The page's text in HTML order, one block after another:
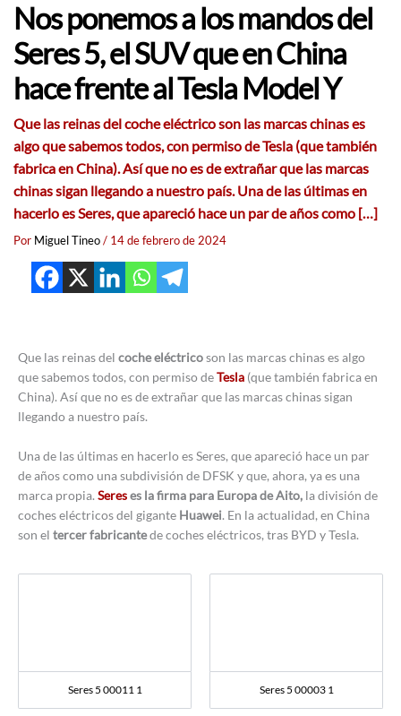
Nos ponemos a los mandos del
Seres 5, el SUV que en China
hace frente al Tesla Model Y
Que las reinas del coche eléctrico son las marcas chinas es
algo que sabemos todos, con permiso de Tesla (que también
fabrica en China). Así que no es de extrañar que las marcas
chinas sigan llegando a nuestro país. Una de las últimas en
hacerlo es Seres, que apareció hace un par de años como […]
Por Miguel Tineo/ 14 de febrero de 2024
Que las reinas del coche eléctricoson las marcas chinas es algo
que sabemos todos, con permiso deTesla (que también fabrica en
China). Así que no es de extrañar que las marcas chinas sigan
llegando a nuestro país.
Una de las últimas en hacerlo es Seres, que apareció hace un par
de años como una subdivisión de DFSK y que, ahora, ya es una
marca propia. Sereses la firma para Europa de Aito, la división de
coches eléctricos del gigante Huawei. En la actualidad, en China
son el tercer fabricantede coches eléctricos, tras BYD y Tesla.
Seres 5 00011 1 Seres 5 00003 1